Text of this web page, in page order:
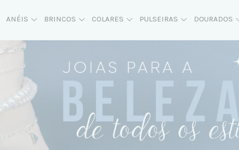
ANÉIS BRINCOS COLARES PULSEIRAS DOURADOS